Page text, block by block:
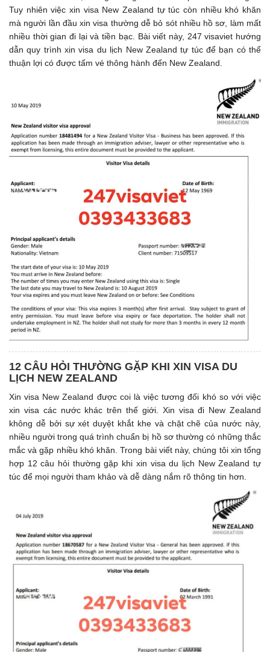
Tuy nhiên việc xin visa New Zealand tự túc còn nhiều khó khăn
mà người lần đầu xin visa thường dễ bỏ sót nhiều hồ sơ, làm mất
nhiều thời gian đi lại và tiền bạc. Bài viết này, 247 visaviet hướng
dẫn quy trình xin visa du lịch New Zealand tự túc để bạn có thể
thuận lợi có được tấm vé thông hành đến New Zealand.
12 CÂU HỎI THƯỜNG GẶP KHI XIN VISA DU
LỊCH NEW ZEALAND
Xin visa New Zealand được coi là việc tương đối khó so với việc
xin visa các nước khác trên thế giới. Xin visa đi New Zealand
không dễ bởi sự xét duyệt khắt khe và chặt chẽ của nước này,
nhiều người trong quá trình chuẩn bị hồ sơ thường có những thắc
mắc và gặp nhiều khó khăn. Trong bài viết này, chúng tôi xin tổng
hợp 12 câu hỏi thường gặp khi xin visa du lịch New Zealand tự
túc để mọi người tham khảo và dễ dàng nắm rõ thông tin hơn.